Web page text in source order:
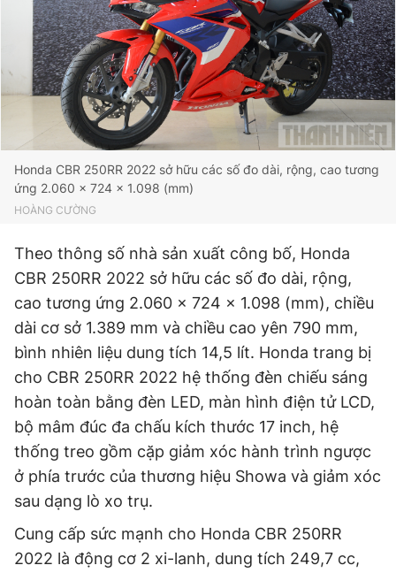
Honda CBR 250RR 2022 sở hữu các số đo dài, rộng, cao tương
ứng 2.060 x 724 x 1.098 (mm)
HOÀNG CƯỜNG
Theo thông số nhà sản xuất công bố, Honda
CBR 250RR 2022 sở hữu các số đo dài, rộng,
cao tương ứng 2.060 x 724 x 1.098 (mm), chiều
dài cơ sở 1.389 mm và chiều cao yên 790 mm,
bình nhiên liệu dung tích 14,5 lít. Honda trang bị
cho CBR 250RR 2022 hệ thống đèn chiếu sáng
hoàn toàn bằng đèn LED, màn hình điện tử LCD,
bộ mâm đúc đa chấu kích thước 17 inch, hệ
thống treo gồm cặp giảm xóc hành trình ngược
ở phía trước của thương hiệu Showa và giảm xóc
sau dạng lò xo trụ.
Cung cấp sức mạnh cho Honda CBR 250RR
2022 là động cơ 2 xi-lanh, dung tích 249,7 cc,